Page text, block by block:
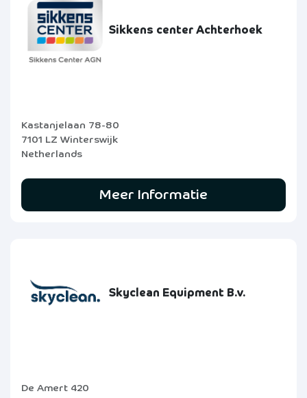
Sikkens center Achterhoek
Kastanjelaan 78-80
7101 LZ Winterswijk
Netherlands
Meer Informatie
Skyclean Equipment B.v.
De Amert 420